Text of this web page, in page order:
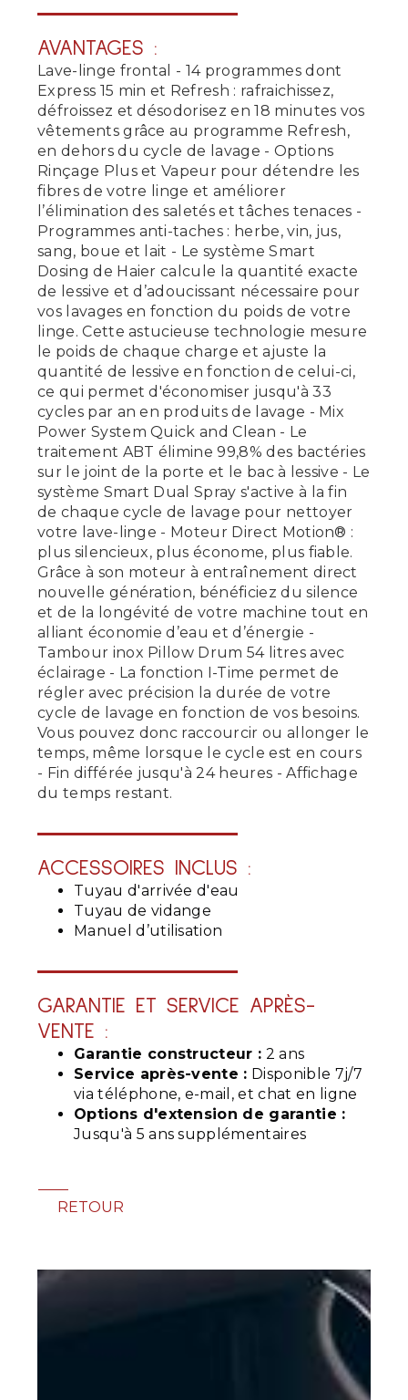
AVANTAGES :
Lave-linge frontal - 14 programmes dont
Express 15 min et Refresh : rafraichissez,
défroissez et désodorisez en 18 minutes vos
vêtements grâce au programme Refresh,
en dehors du cycle de lavage - Options
Rinçage Plus et Vapeur pour détendre les
fibres de votre linge et améliorer
l’élimination des saletés et tâches tenaces -
Programmes anti-taches : herbe, vin, jus,
sang, boue et lait - Le système Smart
Dosing de Haier calcule la quantité exacte
de lessive et d’adoucissant nécessaire pour
vos lavages en fonction du poids de votre
linge. Cette astucieuse technologie mesure
le poids de chaque charge et ajuste la
quantité de lessive en fonction de celui-ci,
ce qui permet d'économiser jusqu'à 33
cycles par an en produits de lavage - Mix
Power System Quick and Clean - Le
traitement ABT élimine 99,8% des bactéries
sur le joint de la porte et le bac à lessive - Le
système Smart Dual Spray s'active à la fin
de chaque cycle de lavage pour nettoyer
votre lave-linge - Moteur Direct Motion® :
plus silencieux, plus économe, plus fiable.
Grâce à son moteur à entraînement direct
nouvelle génération, bénéficiez du silence
et de la longévité de votre machine tout en
alliant économie d’eau et d’énergie -
Tambour inox Pillow Drum 54 litres avec
éclairage - La fonction I-Time permet de
régler avec précision la durée de votre
cycle de lavage en fonction de vos besoins.
Vous pouvez donc raccourcir ou allonger le
temps, même lorsque le cycle est en cours
- Fin différée jusqu'à 24 heures - Affichage
du temps restant.
ACCESSOIRES INCLUS :
Tuyau d'arrivée d'eau
Tuyau de vidange
Manuel d’utilisation
GARANTIE ET SERVICE APRÈS-
VENTE :
Garantie constructeur : 2 ans
Service après-vente : Disponible 7j/7
via téléphone, e-mail, et chat en ligne
Options d'extension de garantie :
Jusqu'à 5 ans supplémentaires
RETOUR